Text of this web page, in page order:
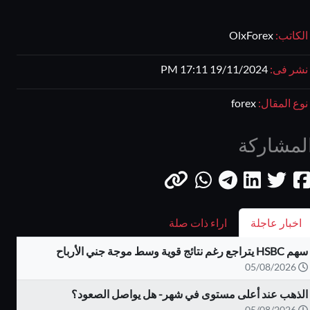
الكاتب: OlxForex
نشر فى: 19/11/2024 17:11 PM
نوع المقال: forex
اخبار عاجلة اراء ذات صلة
سهم HSBC يتراجع رغم نتائج قوية وسط موجة جني الأرباح
05/08/2026
الذهب عند أعلى مستوى في شهر- هل يواصل الصعود؟